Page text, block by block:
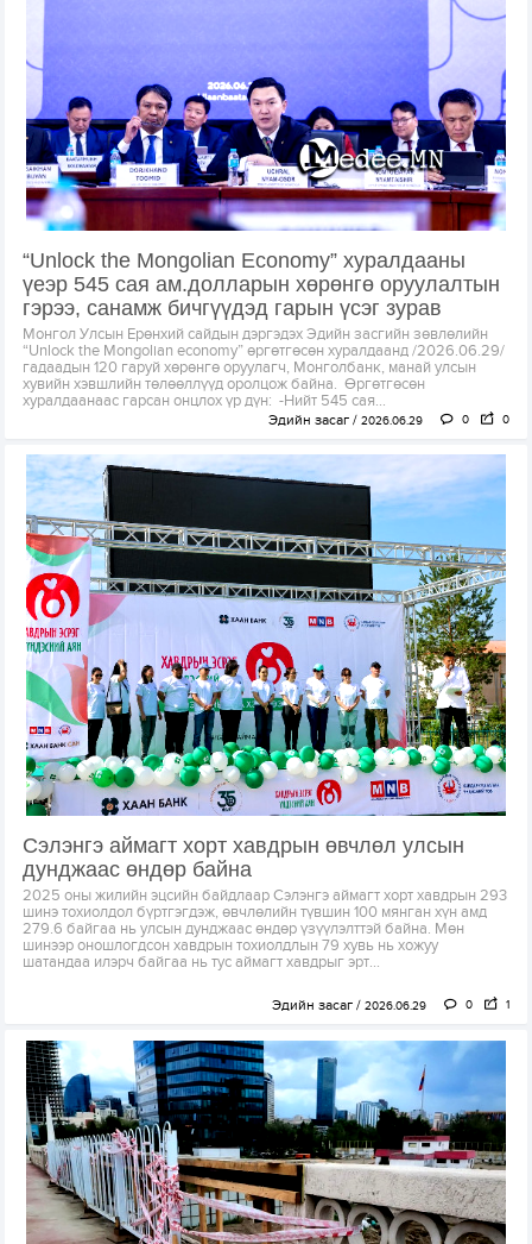
“Unlock the Mongolian Economy” хуралдааны
үеэр 545 сая ам.долларын хөрөнгө оруулалтын
гэрээ, санамж бичгүүдэд гарын үсэг зурав
Монгол Улсын Ерөнхий сайдын дэргэдэх Эдийн засгийн зөвлөлийн
“Unlock the Mongolian economy” өргөтгөсөн хуралдаанд /2026.06.29/
гадаадын 120 гаруй хөрөнгө оруулагч, Монголбанк, манай улсын
хувийн хэвшлийн төлөөллүүд оролцож байна. Өргөтгөсөн
хуралдаанаас гарсан онцлох үр дүн: -Нийт 545 сая...
Эдийн засаг 2026.06.29 0 0
Сэлэнгэ аймагт хорт хавдрын өвчлөл улсын
дунджаас өндөр байна
2025 оны жилийн эцсийн байдлаар Сэлэнгэ аймагт хорт хавдрын 293
шинэ тохиолдол бүртгэгдэж, өвчлөлийн түвшин 100 мянган хүн амд
279.6 байгаа нь улсын дунджаас өндөр үзүүлэлттэй байна. Мөн
шинээр оношлогдсон хавдрын тохиолдлын 79 хувь нь хожуу
шатандаа илэрч байгаа нь тус аймагт хавдрыг эрт...
Эдийн засаг 2026.06.29 0 1